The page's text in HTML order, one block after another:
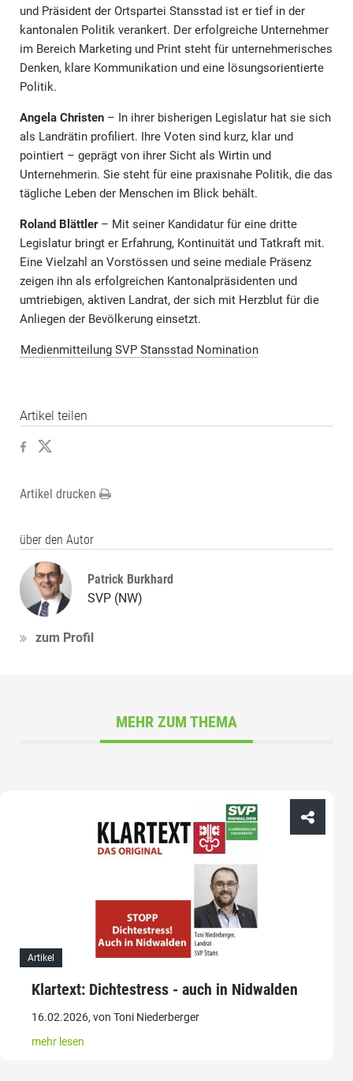
und Präsident der Ortspartei Stansstad ist er tief in der
kantonalen Politik verankert. Der erfolgreiche Unternehmer
im Bereich Marketing und Print steht für unternehmerisches
Denken, klare Kommunikation und eine lösungsorientierte
Politik.
Angela Christen – In ihrer bisherigen Legislatur hat sie sich
als Landrätin profiliert. Ihre Voten sind kurz, klar und
pointiert – geprägt von ihrer Sicht als Wirtin und
Unternehmerin. Sie steht für eine praxisnahe Politik, die das
tägliche Leben der Menschen im Blick behält.
Roland Blättler– Mit seiner Kandidatur für eine dritte
Legislatur bringt er Erfahrung, Kontinuität und Tatkraft mit.
Eine Vielzahl an Vorstössen und seine mediale Präsenz
zeigen ihn als erfolgreichen Kantonalpräsidenten und
umtriebigen, aktiven Landrat, der sich mit Herzblut für die
Anliegen der Bevölkerung einsetzt.
Medienmitteilung SVP Stansstad Nomination
Artikel teilen
Artikel drucken
über den Autor
Patrick Burkhard
SVP (NW)
zum Profil
MEHR ZUM THEMA
Artikel
Klartext: Dichtestress - auch in Nidwalden
16.02.2026, von Toni Niederberger
mehr lesen